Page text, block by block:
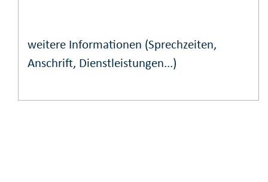
weitere Informationen (Sprechzeiten,
Anschrift, Dienstleistungen...)